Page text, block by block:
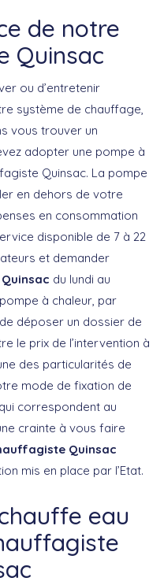
de notre
Quinsac
ou d’entretenir
système de chauffage,
vous trouver un
adopter une pompe à
Quinsac. La pompe
en dehors de votre
en consommation
disponible de 7 à 22
et demander
du lundi au
à chaleur, par
déposer un dossier de
le prix de l’intervention à
des particularités de
mode de fixation de
correspondent au
crainte à vous faire
Quinsac
mis en place par l’Etat.
eau